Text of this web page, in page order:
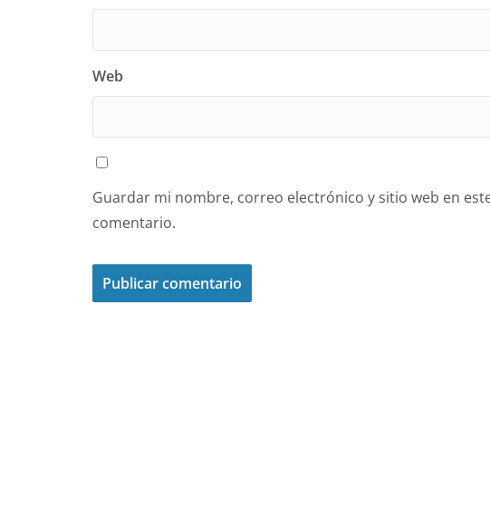
Web
Guardar mi nombre, correo electrónico y sitio web en
comentario.